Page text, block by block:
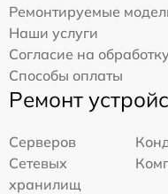
Ремонтируемые
Наши услуги
Согласие на
Способы оплаты
Ремонт
Серверов
Сетевых
хранилищ